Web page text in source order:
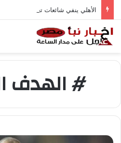
الأهلي ينفي شائعات تخفيض عقود
# الهدف